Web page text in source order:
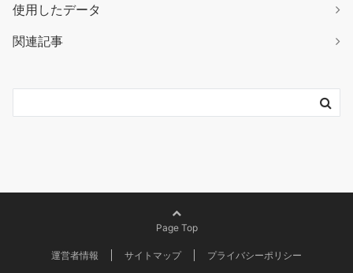
使用したデータ
関連記事
Page Top
運営者情報 サイトマップ プライバシーポリシー